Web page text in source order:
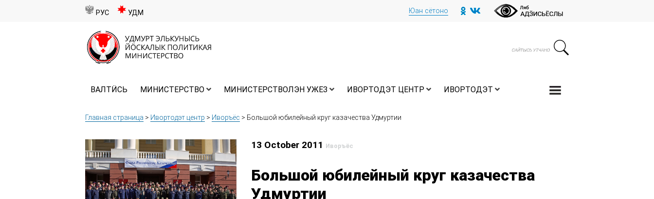
РУС УДМ Юан сётоно
ВАЛТӤСЬ МИНИСТЕРСТВО МИНИСТЕРСТВОЛЭН УЖЕЗ ИВОРТОДЭТ ЦЕНТР ИВОРТОДЭТ
Главная страница > Ивортодэт центр > Иворъёс > Большой юбилейный круг казачества Удмуртии
13 October 2011 Иворъёс
Большой юбилейный круг казачества
Удмуртии